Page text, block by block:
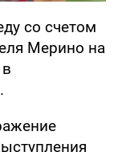
со счетом
Мерино на